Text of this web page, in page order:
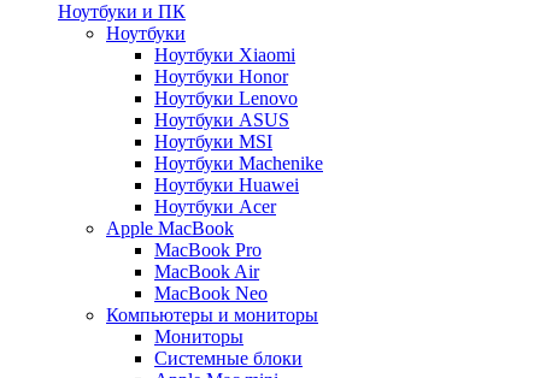
Ноутбуки и ПК
Ноутбуки
Ноутбуки Xiaomi
Ноутбуки Honor
Ноутбуки Lenovo
Ноутбуки ASUS
Ноутбуки MSI
Ноутбуки Machenike
Ноутбуки Huawei
Ноутбуки Acer
Apple MacBook
MacBook Pro
MacBook Air
MacBook Neo
Компьютеры и мониторы
Мониторы
Системные блоки